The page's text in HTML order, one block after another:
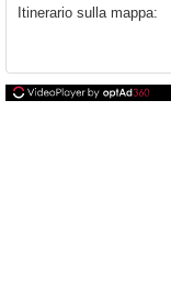
Itinerario sulla mappa: